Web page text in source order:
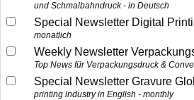
und Schmalbahndruck - in Deutsch
Special Newsletter Digital
monatlich
Weekly Newsletter
Top News für Verpackungsdruck &
Special Newsletter Gravure
printing industry in English - monthly